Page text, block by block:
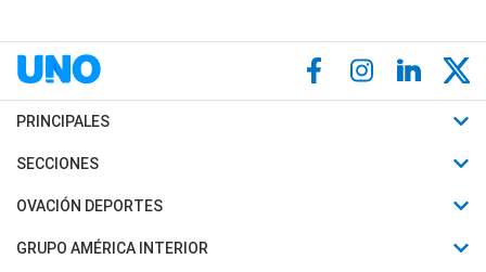
PRINCIPALES
Últimas Noticias
Política
SECCIONES
Horóscopo
Motores
OVACIÓN DEPORTES
Fútbol
GRUPO AMÉRICA INTERIOR